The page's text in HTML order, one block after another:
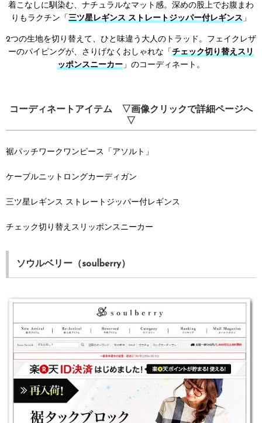
着こなしに馴染む、ナチュラルなマット感。深めの股上でお腹まわ
りもラクチン「 三ツ星レギンス ストレートジッパー付レギンス 」
2つの生地を切り替えて、ひと味違う大人のトラッド。フェイクレザ
ーのパイピングが、さりげなくおしゃれな「 チェック切り替えスリ
ッポンスニーカー 」のコーディネート。
コーディネートアイテム ▽画像クリックで詳細ページへ
▽
裾パッチワークワンピース「アソルト」
ケーブルニットロングカーディガン
三ツ星レギンス ストレートジッパー付レギンス
チェック切り替えスリッポンスニーカー
ソウルベリー（soulberry）